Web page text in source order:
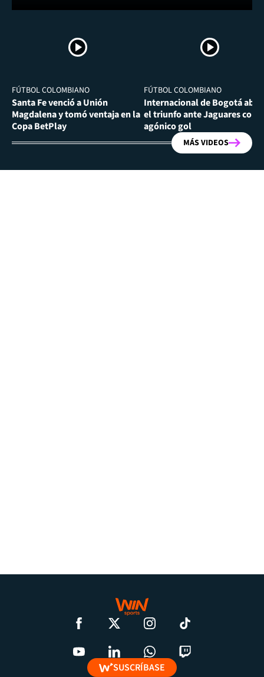
FÚTBOL COLOMBIANO
Santa Fe venció a Unión
Magdalena y tomó ventaja en la
Copa BetPlay
FÚTBOL COLOMBIANO
Internacional de Bogotá
el triunfo ante Jaguares con
agónico gol
MÁS VIDEOS
SUSCRÍBASE